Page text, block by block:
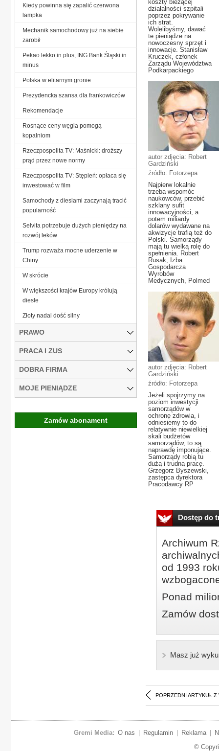
koszty bieżącej
działalności szpitali
poprzez pokrywanie
ich strat.
Wolelibyśmy, dawać
te pieniądze na
nowoczesny sprzęt i
innowacje. Stanisław
Kruczek, członek
Zarządu Województwa
Podkarpackiego
autor zdjęcia: Robert
Gardziński
źródło: Fotorzepa
Najpierw lokalnie
trzeba wspomóc
naukowców, przebić
szklany sufit
innowacyjności, a
potem miliardy
dolarów wydawane na
akwizycje trafią też do
Polski. Samorządy
mają tu wielką rolę do
spełnienia. Robert
Rusak, Izba
Gospodarcza
Wyrobów
Medycznych, Polmed
autor zdjęcia: Robert
Gardziński
źródło: Fotorzepa
Jeżeli spojrzymy na
poziom inwestycji
samorządów w
ochronę zdrowia, i
odniesiemy to do
relatywnie niewielkiej
skali budżetów
samorządów, to są
naprawdę imponujące.
Samorządy robią tu
dużą i trudną pracę.
Grzegorz Byszewski,
zastępca dyrektora
Pracodawcy RP
Dostęp do
Archiwum
od 1993
Ponad
Zamów
Masz już
POPRZEDNI ARTYKUŁ Z
Kiedy powinna się zapalić czerwona
lampka
Mechanik samochodowy już na siebie
zarobił
Pekao lekko in plus, ING Bank Śląski in
minus
Polska w elitarnym gronie
Prezydencka szansa dla frankowiczów
Rekomendacje
Rosnące ceny węgla pomogą
kopalniom
Rzeczpospolita TV: Maśnicki: droższy
prąd przez nowe normy
Rzeczpospolita TV: Stępień: opłaca się
inwestować w film
Samochody z dieslami zaczynają tracić
popularność
Selvita potrzebuje dużych pieniędzy na
rozwój leków
Trump rozważa mocne uderzenie w
Chiny
W skrócie
W większości krajów Europy królują
diesle
Złoty nadal dość silny
PRAWO
PRACA I ZUS
DOBRA FIRMA
MOJE PIENIĄDZE
Zamów abonament
Gremi Media: O nas Regulamin Reklama
©